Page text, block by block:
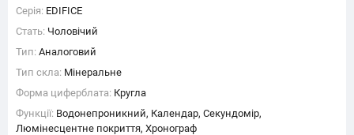
Серія: EDIFICE
Стать: Чоловічий
Тип: Аналоговий
Тип скла: Мінеральне
Форма циферблата: Кругла
Функції: Водонепроникний, Календар, Секундомір,
Люмінесцентне покриття, Хронограф